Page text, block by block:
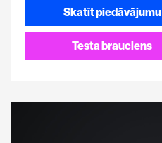
Skatīt piedāvājumu
Testa brauciens